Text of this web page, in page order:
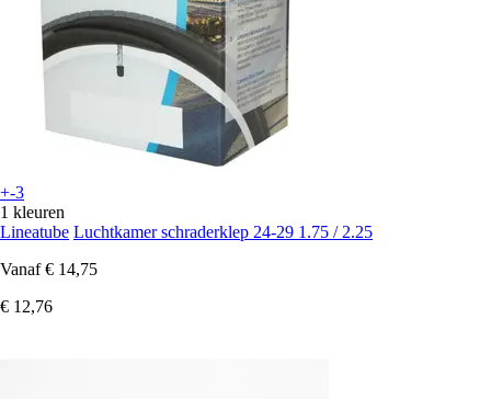
+-3
1 kleuren
Lineatube Luchtkamer schraderklep 24-29 1.75 / 2.25
Vanaf € 14,75
€ 12,76